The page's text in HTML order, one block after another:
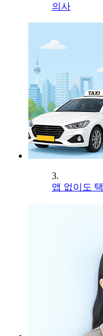
의사
3.
앱 없이도